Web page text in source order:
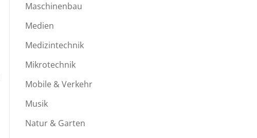
Maschinenbau
Medien
Medizintechnik
Mikrotechnik
Mobile & Verkehr
Musik
Natur & Garten